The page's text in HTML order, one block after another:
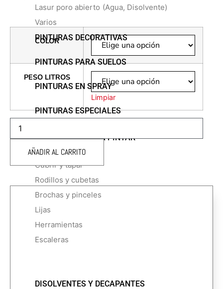
Lasur poro abierto (Agua, Disolvente)
Varios
PINTURAS DECORATIVAS
PINTURAS PARA SUELOS
PINTURAS EN SPRAY
PINTURAS ESPECIALES
ACCESORIOS PARA PINTAR
Cubrir y tapar
Rodillos y cubetas
Brochas y pinceles
Lijas
Herramientas
Escaleras
DISOLVENTES Y DECAPANTES
COLOR
PESO LITROS
Limpiar
REVETON
LISO
REVESTIMIENTO
ACRILICO
AÑADIR AL CARRITO